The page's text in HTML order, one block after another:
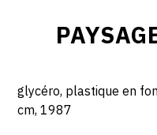
glycéro, plastique en
cm, 1987